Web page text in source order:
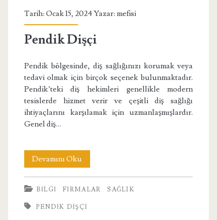
Tarih: Ocak 15, 2024 Yazar: mefisi
Pendik Dişçi
Pendik bölgesinde, diş sağlığınızı korumak veya
tedavi olmak için birçok seçenek bulunmaktadır.
Pendik’teki diş hekimleri genellikle modern
tesislerde hizmet verir ve çeşitli diş sağlığı
ihtiyaçlarını karşılamak için uzmanlaşmışlardır.
Genel diş…
Devamını OkuPendik
Dişçi
BILGI FIRMALAR SAĞLIK
PENDIK DIŞÇI